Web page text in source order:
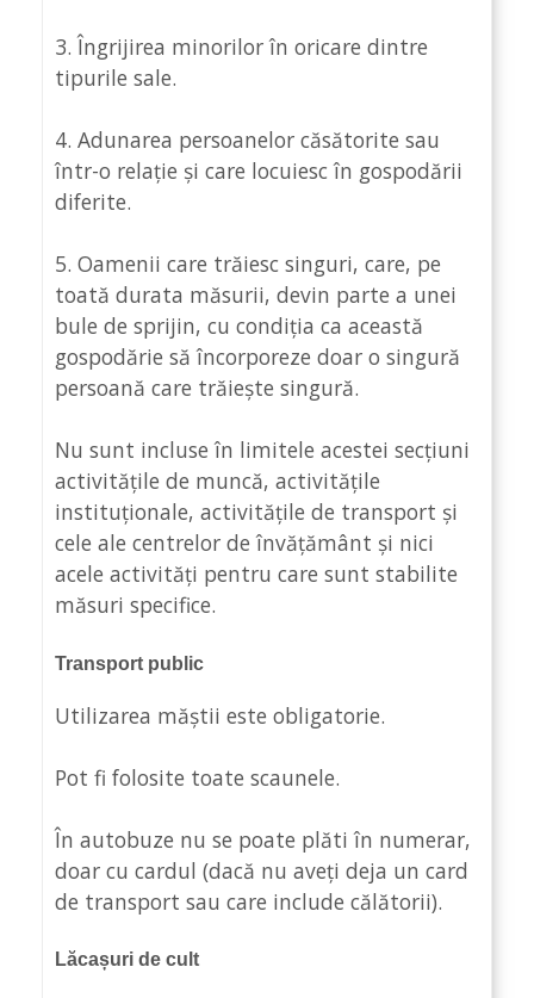
3. Îngrijirea minorilor în oricare dintre
tipurile sale.
4. Adunarea persoanelor căsătorite sau
într-o relație și care locuiesc în gospodării
diferite.
5. Oamenii care trăiesc singuri, care, pe
toată durata măsurii, devin parte a unei
bule de sprijin, cu condiția ca această
gospodărie să încorporeze doar o singură
persoană care trăiește singură.
Nu sunt incluse în limitele acestei secțiuni
activitățile de muncă, activitățile
instituționale, activitățile de transport și
cele ale centrelor de învățământ și nici
acele activități pentru care sunt stabilite
măsuri specifice.
Transport public
Utilizarea măștii este obligatorie.
Pot fi folosite toate scaunele.
În autobuze nu se poate plăti în numerar,
doar cu cardul (dacă nu aveți deja un card
de transport sau care include călătorii).
Lăcașuri de cult